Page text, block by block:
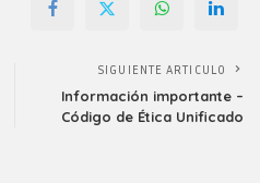
SIGUIENTE ARTICULO
Información importante –
Código de Ética Unificado